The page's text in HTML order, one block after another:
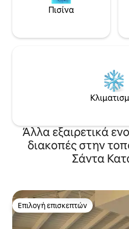
Πισίνα
Άλλα εξαιρετικά
διακοπές στην
Σάντα
Επιλογή επισκεπτών
Επιλογή επισκεπτών